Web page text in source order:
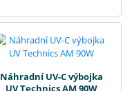
Náhradní UV-C výbojka